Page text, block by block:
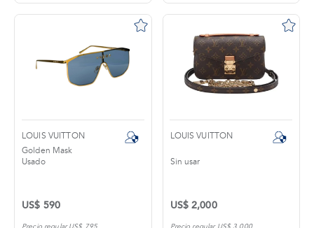
LOUIS VUITTON
Golden Mask
Usado
US$ 590
LOUIS VUITTON
Sin usar
US$ 2,000